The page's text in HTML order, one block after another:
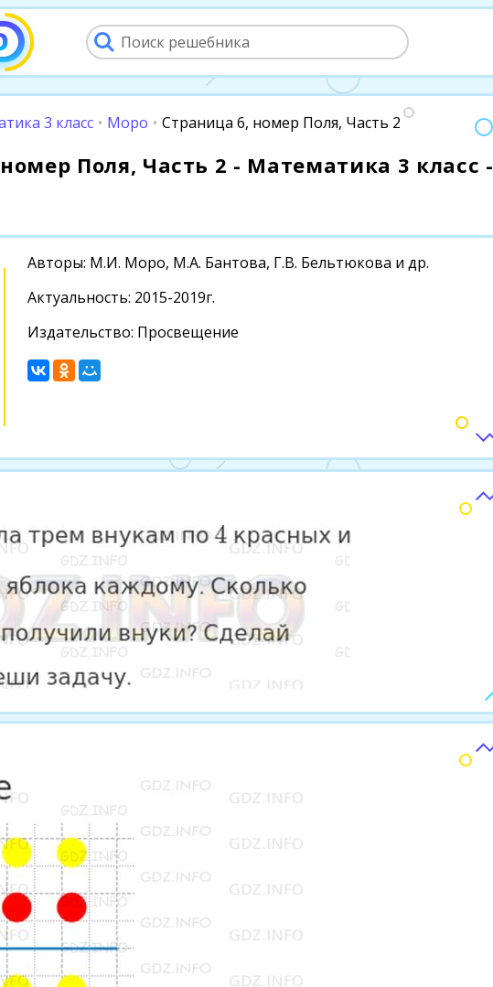
3 класс • Моро • Страница 6, номер Поля, Часть 2
Поля, Часть 2 - Математика 3 класс -
Авторы: М.И. Моро, М.А. Бантова, Г.В. Бельтюкова и др.
Актуальность: 2015-2019г.
Издательство: Просвещение